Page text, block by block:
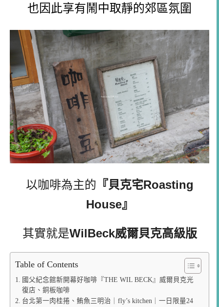
也因此享有鬧中取靜的郊區氛圍
以咖啡為主的 『貝克宅Roasting
House』
其實就是WilBeck威爾貝克高級版
Table of Contents
國父紀念館新開幕好咖啡『THE WIL BECK』威爾貝克光
復店、銅板咖啡
台北第一肉桂捲、鮪魚三明治｜fly’s kitchen｜一日限量24